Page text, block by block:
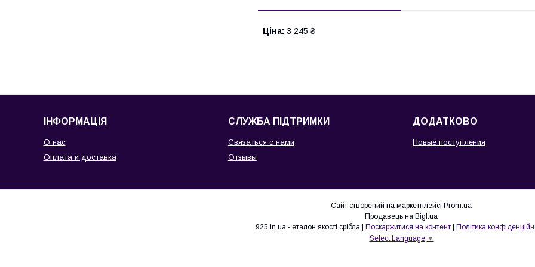
Ціна: 3 245 ₴
ІНФОРМАЦІЯ
О нас
Оплата и доставка
СЛУЖБА ПІДТРИМКИ
Связаться с нами
Отзывы
ДОДАТКОВО
Новые поступления
Сайт створений на маркетплейсі Prom.ua
Продавець на Bigl.ua
Поскаржитися на контент
Політика
Select Language ▼